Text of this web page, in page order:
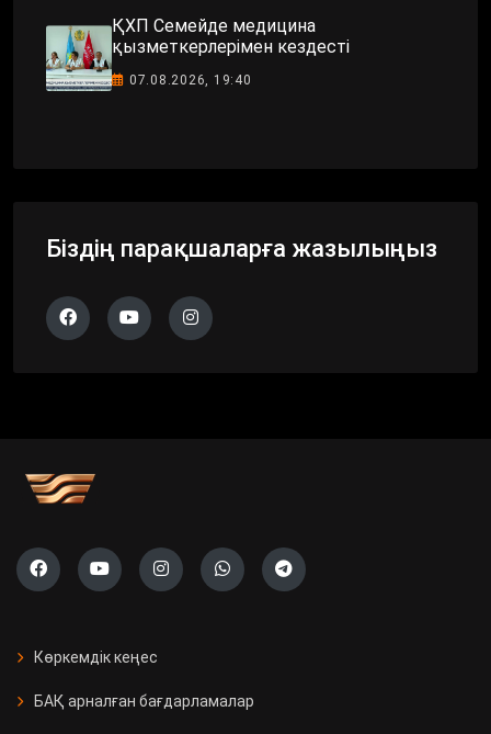
ҚХП Семейде медицина
қызметкерлерімен кездесті
07.08.2026, 19:40
Біздің парақшаларға жазылыңыз
Көркемдік кеңес
БАҚ арналған бағдарламалар